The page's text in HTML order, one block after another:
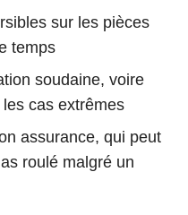
sur les pièces
temps
soudaine, voire
cas extrêmes
assurance, qui peut
roulé malgré un